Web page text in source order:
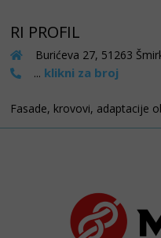
RI PROFIL
Burićeva 27, 51263
... klikni za broj
Fasade, krovovi, adaptacije